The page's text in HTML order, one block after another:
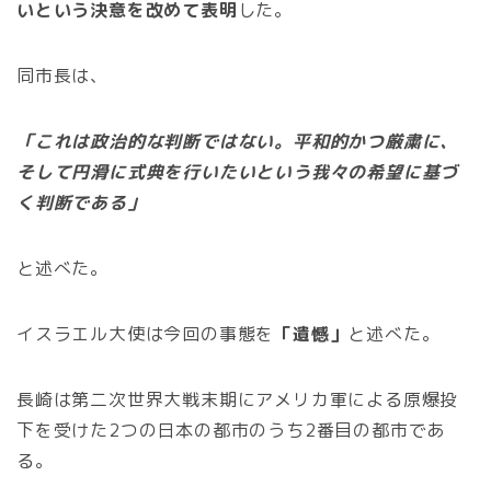
いという決意を改めて表明 した。
同市長は、
「これは政治的な判断ではない。平和的かつ厳粛に、
そして円滑に式典を行いたいという我々の希望に基づ
く判断である」
と述べた。
イスラエル大使は今回の事態を 「遺憾」 と述べた。
長崎は第二次世界大戦末期にアメリカ軍による原爆投
下を受けた2つの日本の都市のうち2番目の都市であ
る。